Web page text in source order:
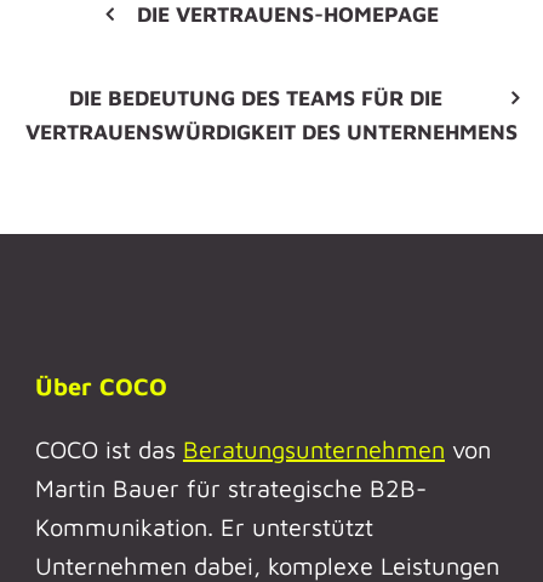
DIE VERTRAUENS-HOMEPAGE
DIE BEDEUTUNG DES TEAMS FÜR DIE
VERTRAUENSWÜRDIGKEIT DES UNTERNEHMENS
Über COCO
COCO ist das Beratungsunternehmen von
Martin Bauer für strategische B2B-
Kommunikation. Er unterstützt
Unternehmen dabei, komplexe Leistungen